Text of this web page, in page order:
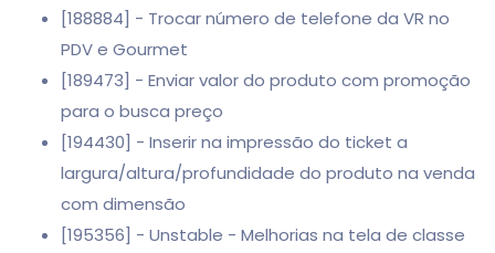
[188884] - Trocar número de telefone da VR no
PDV e Gourmet
[189473] - Enviar valor do produto com promoção
para o busca preço
[194430] - Inserir na impressão do ticket a
largura/altura/profundidade do produto na venda
com dimensão
[195356] - Unstable - Melhorias na tela de classe